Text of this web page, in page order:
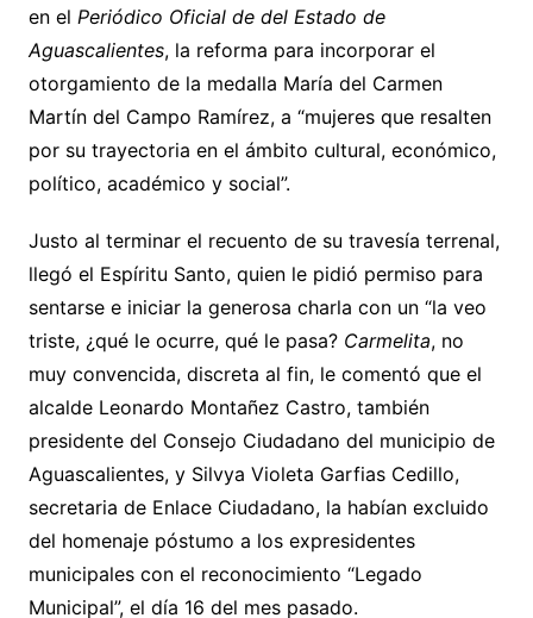
en el Periódico Oficial de del Estado de
Aguascalientes, la reforma para incorporar el
otorgamiento de la medalla María del Carmen
Martín del Campo Ramírez, a “mujeres que resalten
por su trayectoria en el ámbito cultural, económico,
político, académico y social”.
Justo al terminar el recuento de su travesía terrenal,
llegó el Espíritu Santo, quien le pidió permiso para
sentarse e iniciar la generosa charla con un “la veo
triste, ¿qué le ocurre, qué le pasa? Carmelita, no
muy convencida, discreta al fin, le comentó que el
alcalde Leonardo Montañez Castro, también
presidente del Consejo Ciudadano del municipio de
Aguascalientes, y Silvya Violeta Garfias Cedillo,
secretaria de Enlace Ciudadano, la habían excluido
del homenaje póstumo a los expresidentes
municipales con el reconocimiento “Legado
Municipal”, el día 16 del mes pasado.